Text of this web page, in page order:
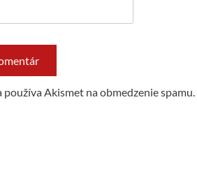
používa Akismet na obmedzenie spamu.